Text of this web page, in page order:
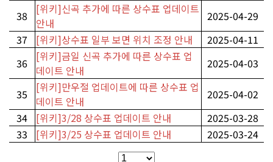
38
[위키]신곡 추가에 따른 상수표 업데이트
안내
2025-04-29
37
[위키]상수표 일부 보면 위치 조정 안내
2025-04-11
36
[위키]금일 신곡 추가에 따른 상수표 업
데이트 안내
2025-04-03
35
[위키]만우절 업데이트에 따른 상수표 업
데이트 안내
2025-04-02
34
[위키]3/28 상수표 업데이트 안내
2025-03-28
33
[위키]3/25 상수표 업데이트 안내 2025-03-24